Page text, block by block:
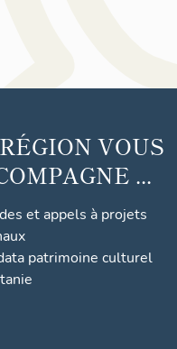
VOUS
...
et appels à projets
patrimoine culturel